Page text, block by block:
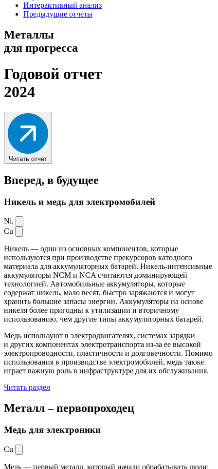
Интерактивный анализ
Предыдущие отчеты
Металлы
для прогресса
Годовой отчет
2024
Читать отчет
Вперед, в будущее
Никель и медь для электромобилей
Ni,
Cu
Никель — один из основных компонентов, которые
используются при производстве прекурсоров катодного
материала для аккумуляторных батарей. Никель-интенсивные
аккумуляторы NCM и NCA считаются доминирующей
технологией. Автомобильные аккумуляторы, которые
содержат никель, мало весят, быстро заряжаются и могут
хранить большие запасы энергии. Аккумуляторы на основе
никеля более пригодны к утилизации и вторичному
использованию, чем другие типы аккумуляторных батарей.
Медь используют в электродвигателях, системах зарядки
и других компонентах электротранспорта из-за ее высокой
электропроводности, пластичности и долговечности. Помимо
использования в производстве электромобилей, медь также
играет важную роль в инфраструктуре для их обслуживания.
Читать раздел
Металл –первопроходец
Медь для электроники
Cu
Медь — первый металл, который начали обрабатывать люди: